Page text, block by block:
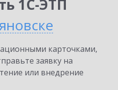
1С-ЭТП
карточками,
заявку на
или внедрение